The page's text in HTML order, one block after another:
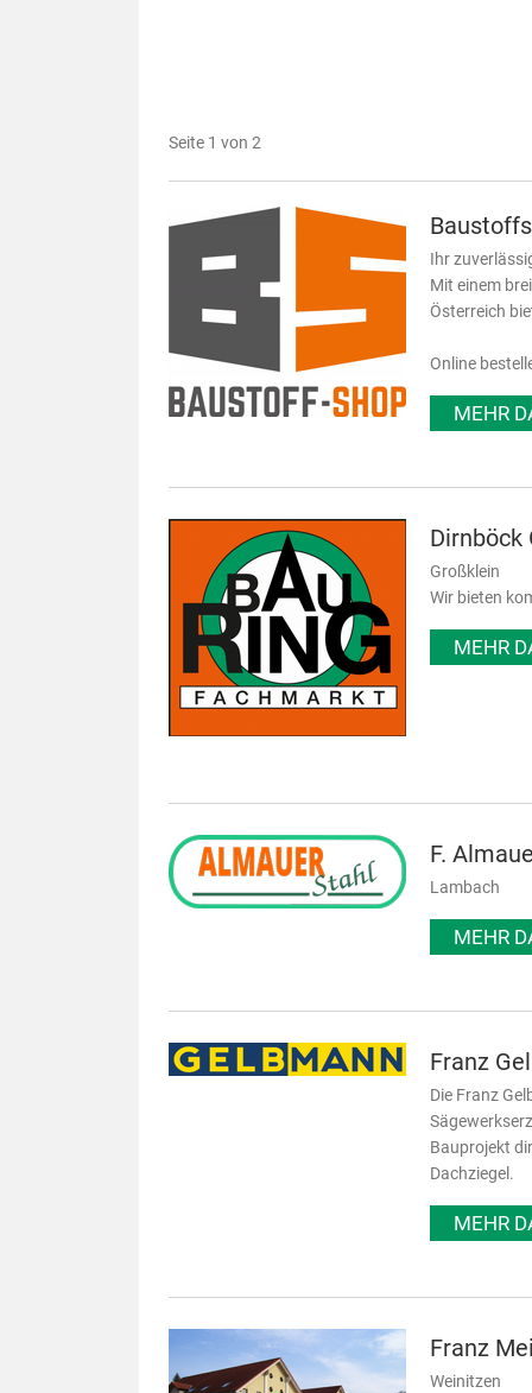
Seite 1 von 2
Ihr
Mit einem
Österreich
Online
MEHR
Dirnböck
Großklein
Wir bieten
MEHR
F.
Lambach
MEHR
Franz
Die Franz
Bauprojekt
Dachziegel.
MEHR
Franz
Weinitzen